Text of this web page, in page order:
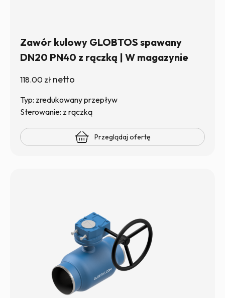
Zawór kulowy GLOBTOS spawany
DN20 PN40 z rączką | W magazynie
118.00 zł netto
Typ: zredukowany przepływ
Sterowanie: z rączką
Przeglądaj ofertę